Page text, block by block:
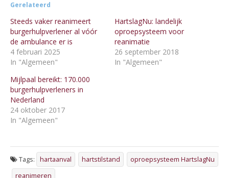
Gerelateerd
Steeds vaker reanimeert
burgerhulpverlener al vóór
de ambulance er is
4 februari 2025
In "Algemeen"
HartslagNu: landelijk
oproepsysteem voor
reanimatie
26 september 2018
In "Algemeen"
Mijlpaal bereikt: 170.000
burgerhulpverleners in
Nederland
24 oktober 2017
In "Algemeen"
Tags: hartaanval hartstilstand
oproepsysteem HartslagNu
reanimeren